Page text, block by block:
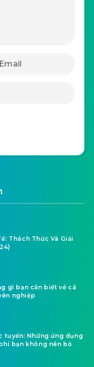
Thách Thức Và Giải
gì bạn cần biết về cá
nghiệp
tuyến: Những ứng dụng
bạn không nên bỏ